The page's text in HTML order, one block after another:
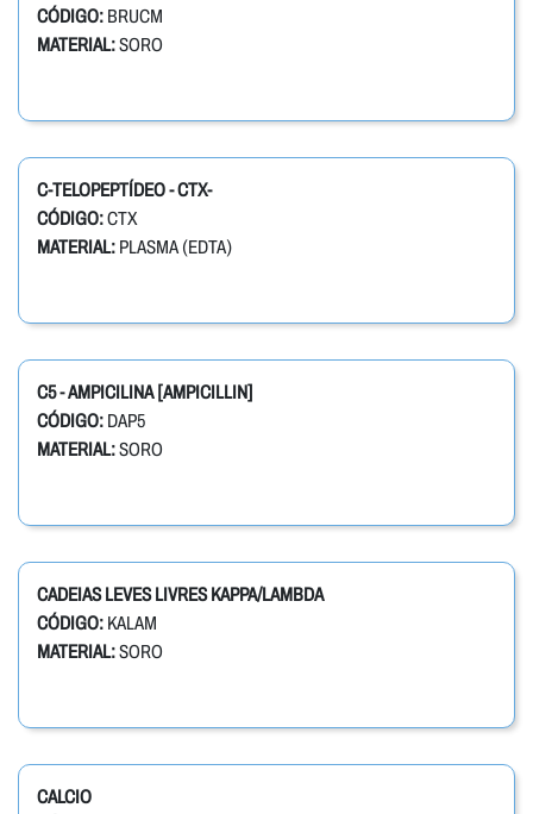
CÓDIGO: BRUCM
MATERIAL:SORO
C-TELOPEPTÍDEO - CTX-
CÓDIGO:CTX
MATERIAL: PLASMA (EDTA)
C5 - AMPICILINA [AMPICILLIN]
CÓDIGO: DAP5
MATERIAL:SORO
CADEIAS LEVES LIVRES KAPPA/LAMBDA
CÓDIGO: KALAM
MATERIAL:SORO
CALCIO